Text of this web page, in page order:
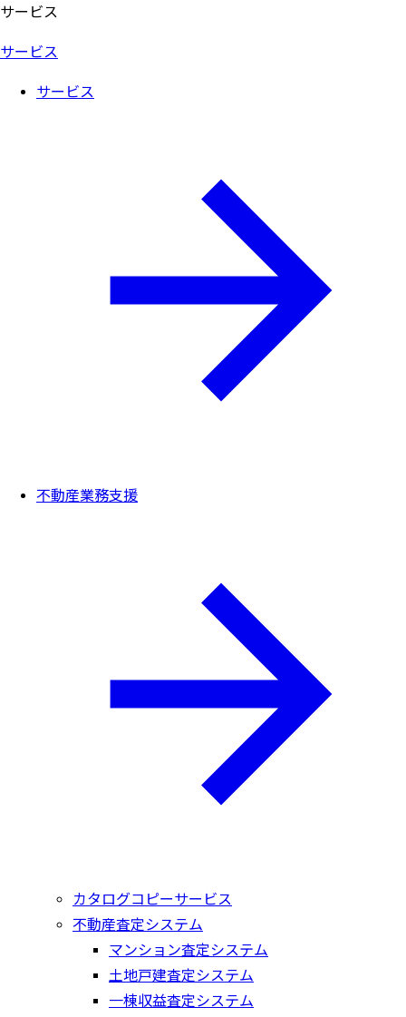
サービス
サービス
サービス
不動産業務支援
カタログコピーサービス
不動産査定システム
マンション査定システム
土地戸建査定システム
一棟収益査定システム